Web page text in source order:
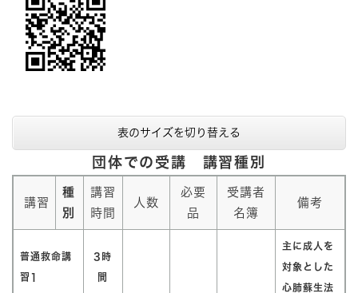
表のサイズを切り替える
団体での受講 講習種別
講習
種
別
講習
時間
人数
必要
品
受講者
名簿
備考
普通救命講
習1
3時
間
主に成人を
対象とした
心肺蘇生法